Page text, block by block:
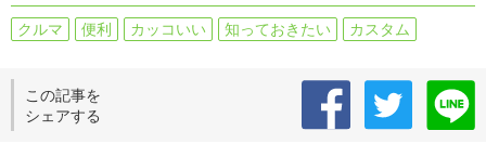
クルマ 便利 カッコいい 知っておきたい カスタム
この記事を
シェアする